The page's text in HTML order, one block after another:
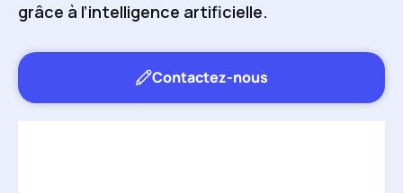
grâce à l’intelligence artificielle.
Contactez-nous